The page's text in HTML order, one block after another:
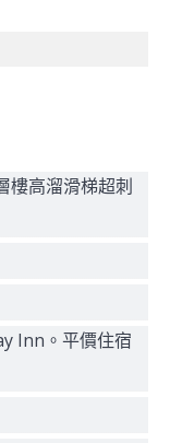
樓高溜滑梯超刺
Inn。平價住宿